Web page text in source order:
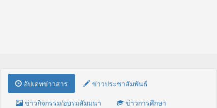
อัปเดทข่าวสาร
ข่าวประชาสัมพันธ์
ข่าวกิจกรรม/อบรมสัมมนา
ข่าวการศึกษา